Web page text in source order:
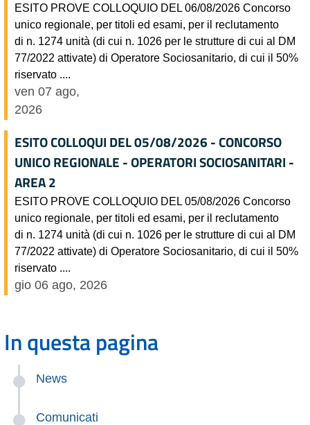
ESITO PROVE COLLOQUIO DEL 06/08/2026 Concorso
unico regionale, per titoli ed esami, per il reclutamento
di n. 1274 unità (di cui n. 1026 per le strutture di cui al DM
77/2022 attivate) di Operatore Sociosanitario, di cui il 50%
riservato ....
ven 07 ago,
2026
ESITO COLLOQUI DEL 05/08/2026 - CONCORSO
UNICO REGIONALE - OPERATORI SOCIOSANITARI -
AREA 2
ESITO PROVE COLLOQUIO DEL 05/08/2026 Concorso
unico regionale, per titoli ed esami, per il reclutamento
di n. 1274 unità (di cui n. 1026 per le strutture di cui al DM
77/2022 attivate) di Operatore Sociosanitario, di cui il 50%
riservato ....
gio 06 ago, 2026
In questa pagina
News
Comunicati